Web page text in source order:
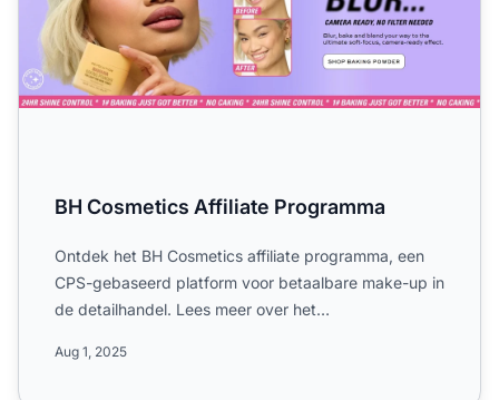
BH Cosmetics Affiliate Programma
Ontdek het BH Cosmetics affiliate programma, een
CPS-gebaseerd platform voor betaalbare make-up in
de detailhandel. Lees meer over het
Aug 1, 2025